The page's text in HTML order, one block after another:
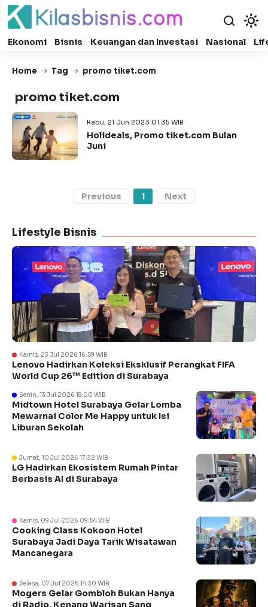
Ekonomi Bisnis Keuangan dan Investasi Nasional
Home Tag promo tiket.com
promo tiket.com
Rabu, 21 Jun 2023 01:35 WIB
Holideals, Promo tiket.com Bulan
Juni
Previous 1 Next
Lifestyle Bisnis
Kamis, 23 Jul 2026 16:59 WIB
Lenovo Hadirkan Koleksi Eksklusif Perangkat FIFA
World Cup 26™ Edition di Surabaya
Senin, 13 Jul 2026 18:00 WIB
Midtown Hotel Surabaya Gelar Lomba
Mewarnai Color Me Happy untuk Isi
Liburan Sekolah
Jumat, 10 Jul 2026 17:32 WIB
LG Hadirkan Ekosistem Rumah Pintar
Berbasis AI di Surabaya
Kamis, 09 Jul 2026 09:54 WIB
Cooking Class Kokoon Hotel
Surabaya Jadi Daya Tarik Wisatawan
Mancanegara
Selasa, 07 Jul 2026 14:30 WIB
Mogers Gelar Gombloh Bukan Hanya
di Radio, Kenang Warisan Sang